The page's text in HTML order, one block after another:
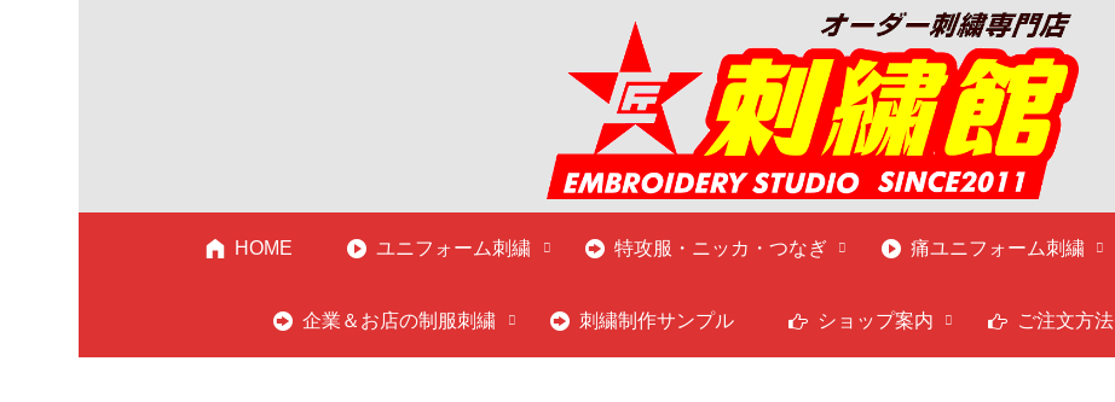
HOME ユニフォーム刺繍 特攻服・ニッカ・つなぎ 痛ユニフォーム刺繍
企業＆お店の制服刺繍 刺繍制作サンプル ショップ案内 ご注文方法